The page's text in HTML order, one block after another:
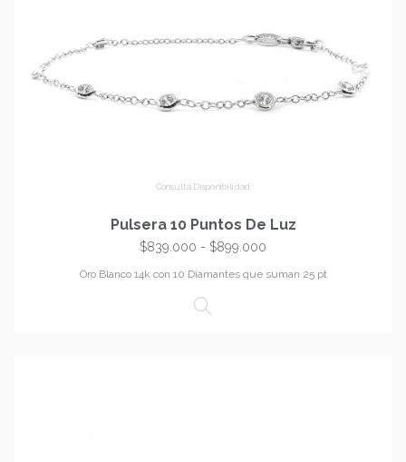
Consulta Disponibilidad
Pulsera 10 Puntos De Luz
$839.000 - $899.000
Oro Blanco 14k con 10 Diamantes que suman 25 pt